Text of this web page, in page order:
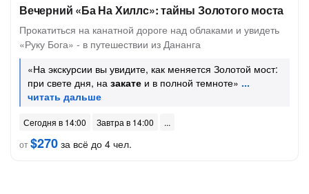
Вечерний «Ба На Хиллс»: тайны Золотого моста
Прокатиться на канатной дороге над облаками и увидеть
«Руку Бога» - в путешествии из Дананга
«На экскурсии вы увидите, как меняется Золотой мост:
при свете дня, на закате и в полной темноте»
Сегодня в 14:00
Завтра в 14:00
от$270 за всё до 4 чел.